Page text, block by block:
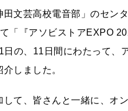
田文芸高校電音部」のセン
「『アソビストアEXPO
の、11日間にわたって、
しました。
して、皆さんと一緒に、オ